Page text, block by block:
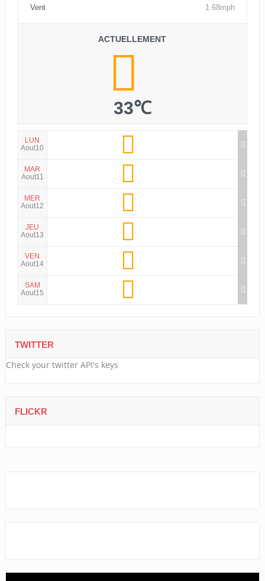
Vent
1.68mph
ACTUELLEMENT
33℃
LUN
Aout10
MAR
Aout11
MER
Aout12
JEU
Aout13
VEN
Aout14
SAM
Aout15
TWITTER
Check your twitter API's keys
FLICKR